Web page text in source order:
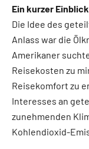
Ein kurzer
Die Idee des
Anlass war die
Amerikaner
Reisekosten zu
Reisekomfort zu
Interesses an
zunehmenden
Kohlendioxid-